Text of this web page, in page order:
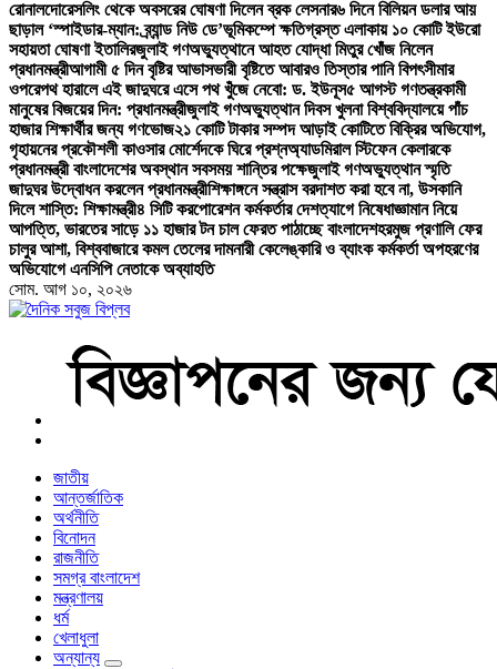
রোনালদোরেসলিং থেকে অবসরের ঘোষণা দিলেন ব্রক লেসনার৬ দিনে বিলিয়ন ডলার আয়
ছাড়াল ‘স্পাইডার-ম্যান: ব্র্যান্ড নিউ ডে’ভূমিকম্পে ক্ষতিগ্রস্ত এলাকায় ১০ কোটি ইউরো
সহায়তা ঘোষণা ইতালিরজুলাই গণঅভ্যুত্থানে আহত যোদ্ধা মিতুর খোঁজ নিলেন
প্রধানমন্ত্রীআগামী ৫ দিন বৃষ্টির আভাসভারী বৃষ্টিতে আবারও তিস্তার পানি বিপৎসীমার
ওপরেপথ হারালে এই জাদুঘরে এসে পথ খুঁজে নেবো: ড. ইউনূস৫ আগস্ট গণতন্ত্রকামী
মানুষের বিজয়ের দিন: প্রধানমন্ত্রীজুলাই গণঅভ্যুত্থান দিবস খুলনা বিশ্ববিদ্যালয়ে পাঁচ
হাজার শিক্ষার্থীর জন্য গণভোজ২১ কোটি টাকার সম্পদ আড়াই কোটিতে বিক্রির অভিযোগ,
গৃহায়নের প্রকৌশলী কাওসার মোর্শেদকে ঘিরে প্রশ্নঅ্যাডমিরাল স্টিফেন কেলারকে
প্রধানমন্ত্রী বাংলাদেশের অবস্থান সবসময় শান্তির পক্ষেজুলাই গণঅভ্যুত্থান স্মৃতি
জাদুঘর উদ্বোধন করলেন প্রধানমন্ত্রীশিক্ষাঙ্গনে সন্ত্রাস বরদাশত করা হবে না, উসকানি
দিলে শাস্তি: শিক্ষামন্ত্রী৪ সিটি করপোরেশন কর্মকর্তার দেশত্যাগে নিষেধাজ্ঞামান নিয়ে
আপত্তি, ভারতের সাড়ে ১১ হাজার টন চাল ফেরত পাঠাচ্ছে বাংলাদেশহরমুজ প্রণালি ফের
চালুর আশা, বিশ্ববাজারে কমল তেলের দামনারী কেলেঙ্কারি ও ব্যাংক কর্মকর্তা অপহরণের
অভিযোগে এনসিপি নেতাকে অব্যাহতি
সোম. আগ ১০, ২০২৬
বাংলা নিউজ পেপার
জাতীয়
আন্তর্জাতিক
অর্থনীতি
বিনোদন
রাজনীতি
সমগ্র বাংলাদেশ
মন্ত্রণালয়
ধর্ম
খেলাধুলা
অন্যান্য